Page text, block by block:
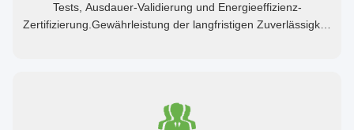
Tests, Ausdauer-Validierung und Energieeffizienz-
Zertifizierung.Gewährleistung der langfristigen Zuverlässigkeit